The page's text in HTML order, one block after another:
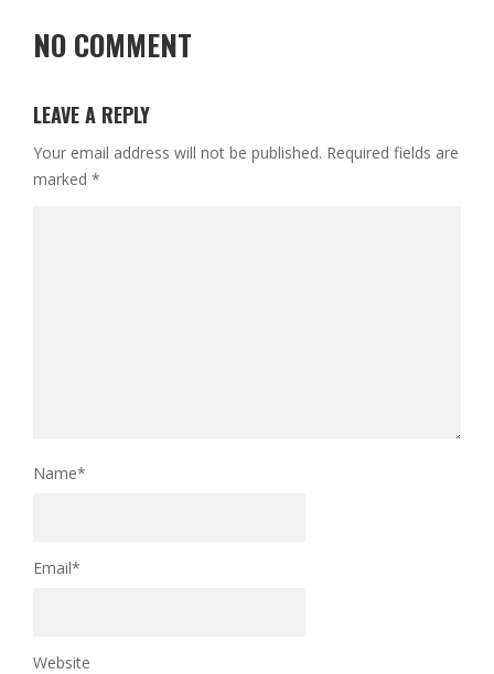
NO COMMENT
LEAVE A REPLY
Your email address will not be published. Required fields are
marked *
Name*
Email*
Website